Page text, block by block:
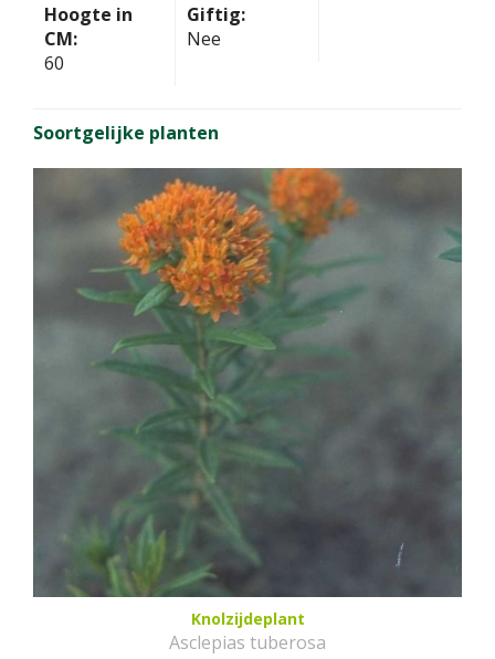
Hoogte in
CM:
60
Giftig:
Nee
Soortgelijke planten
Knolzijdeplant
Asclepias tuberosa